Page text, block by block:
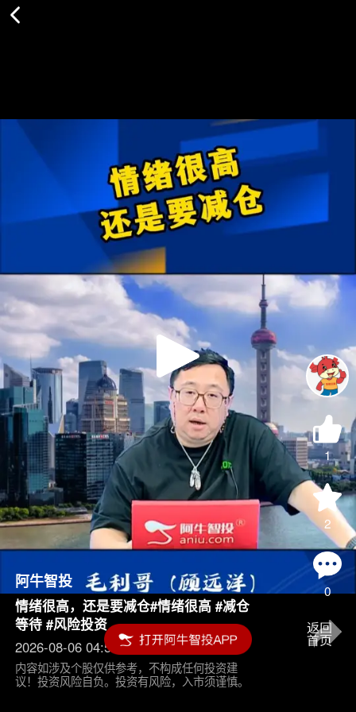
Play
Video
1
2
0
阿牛智投
情绪很高，还是要减仓#情绪很高 #减仓
等待 #风险投资
2026-08-06 04:55
内容如涉及个股仅供参考，不构成任何投资建
议！投资风险自负。投资有风险，入市须谨慎。